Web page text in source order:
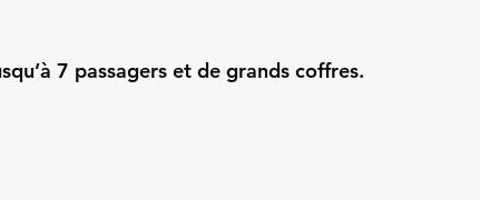
7 passagers et de grands coffres.